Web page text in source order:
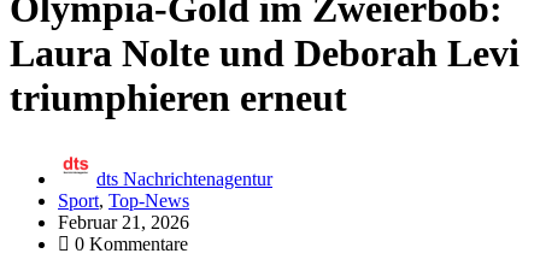
Laura Nolte und Deborah Levi
triumphieren erneut
dts Nachrichtenagentur
Sport, Top-News
Februar 21, 2026
0 Kommentare